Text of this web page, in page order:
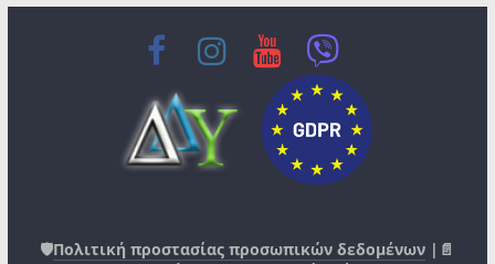
🛡️Πολιτική προστασίας προσωπικών δεδομένων |📄